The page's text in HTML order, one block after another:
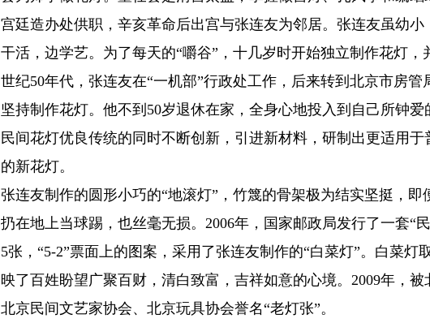
宫廷造办处供职，辛亥革命后出宫与张连友为邻居。张连友虽幼
干活，边学艺。为了每天的“嚼谷”，十几岁时开始独立制作花灯，
世纪50年代，张连友在“一机部”行政处工作，后来转到北京市房管
坚持制作花灯。他不到50岁退休在家，全身心地投入到自己所钟
民间花灯优良传统的同时不断创新，引进新材料，研制出更适用
的新花灯。
张连友制作的圆形小巧的“地滚灯”，竹篾的骨架极为结实坚挺，
扔在地上当球踢，也丝毫无损。2006年，国家邮政局发行了一套“
5张，“5-2”票面上的图案，采用了张连友制作的“白菜灯”。白菜灯
映了百姓盼望广聚百财，清白致富，吉祥如意的心境。2009年，被
北京民间文艺家协会、北京玩具协会誉名“老灯张”。